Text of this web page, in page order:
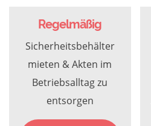
Regelmäßig
Sicherheitsbehälter
mieten & Akten im
Betriebsalltag zu
entsorgen